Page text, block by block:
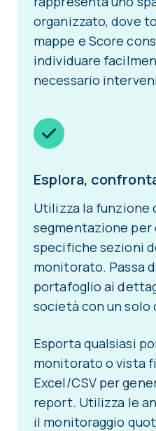
organizzato, dove
mappe e Score
individuare
necessario
Esplora,
Utilizza la funzione
segmentazione per
specifiche sezioni
monitorato. Passa
portafoglio ai
società con un solo
Esporta qualsiasi
monitorato o vista
Excel/CSV per
report. Utilizza le
il monitoraggio